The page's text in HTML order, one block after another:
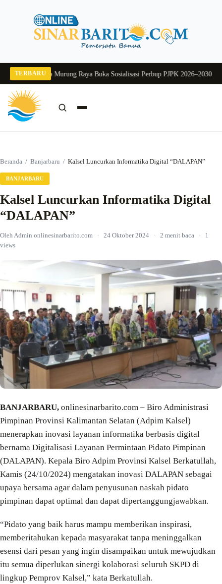
TERBARU
Pj Sekda Murung Raya Buka Sosialisasi Perbup PJPK 2026–2030Dukung
Beranda / Banjarbaru / Kalsel Luncurkan Informatika Digital “DALAPAN”
BANJARBARU
Kalsel Luncurkan Informatika Digital
“DALAPAN”
Oleh Admin onlinesinarbarito.com · 24 Oktober 2024 · 2 menit baca ·
1
views
BANJARBARU, onlinesinarbarito.com – Biro Administrasi
Pimpinan Provinsi Kalimantan Selatan (Adpim Kalsel)
menerapkan inovasi layanan informatika berbasis digital
bernama Digitalisasi Layanan Permintaan Pidato Pimpinan
(DALAPAN). Kepala Biro Adpim Provinsi Kalsel Berkatullah,
Kamis (24/10/2024) mengatakan inovasi DALAPAN sebagai
upaya bersama agar dalam penyusunan naskah pidato
pimpinan dapat optimal dan dapat dipertanggungjawabkan.
“Pidato yang baik harus mampu memberikan inspirasi,
memberitahukan kepada masyarakat tanpa meninggalkan
esensi dari pesan yang ingin disampaikan untuk mewujudkan
itu semua diperlukan sinergi kolaborasi seluruh SKPD di
lingkup Pemprov Kalsel,” kata Berkatullah.